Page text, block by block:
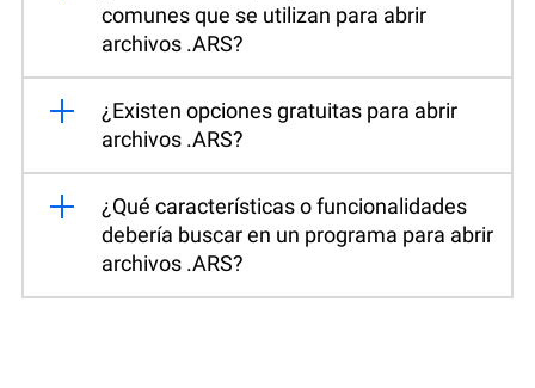
comunes que se utilizan para abrir
archivos .ARS?
¿Existen opciones gratuitas para abrir
archivos .ARS?
¿Qué características o funcionalidades
debería buscar en un programa para abrir
archivos .ARS?